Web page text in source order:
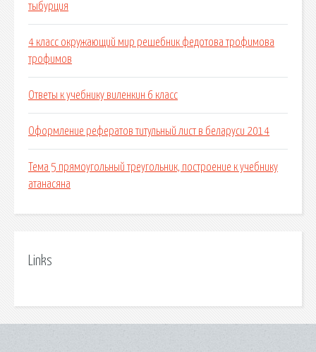
тыбурция
4 класс окружающий мир решебник федотова трофимова
трофимов
Ответы к учебнику виленкин 6 класс
Оформление рефератов титульный лист в беларуси 2014
Тема 5 прямоугольный треугольник, построение к учебнику
атанасяна
Links